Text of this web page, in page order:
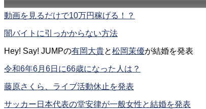
動画を見るだけで10万円稼げる！？
闇バイトに引っかからない方法
Hey! Say! JUMPの有岡大貴と松岡茉優が結婚を発表
令和6年6月6日に66歳になった人は？
藤原さくら、ライブ活動休止を発表
サッカー日本代表の堂安律が一般女性と結婚を発表